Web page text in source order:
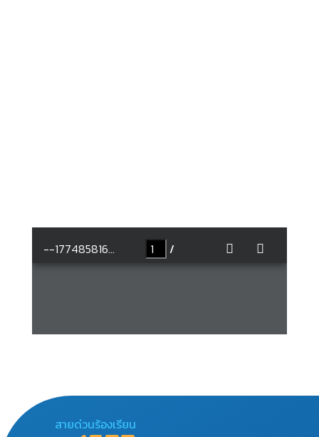
สายด่วนร้องเรียน